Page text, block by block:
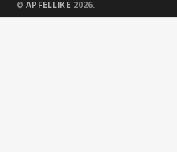
©APFELLIKE 2026.